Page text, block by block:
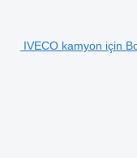
IVECO kamyon için